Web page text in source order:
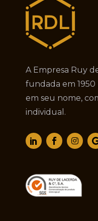
A Empresa Ruy
fundada em 1950
em seu nome,
individual.